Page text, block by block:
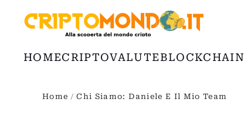
Passa al contenuto principale
HOMECRIPTOVALUTEBLOCKCHAIN
Home Chi Siamo: Daniele E Il Mio Team